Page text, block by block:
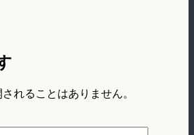
れることはありません。